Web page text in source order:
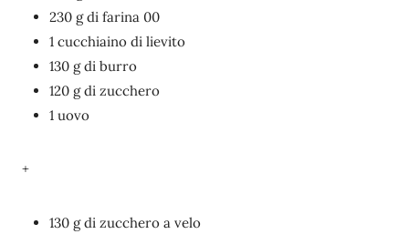
230 g di farina 00
1 cucchiaino di lievito
130 g di burro
120 g di zucchero
1 uovo
+
130 g di zucchero a velo